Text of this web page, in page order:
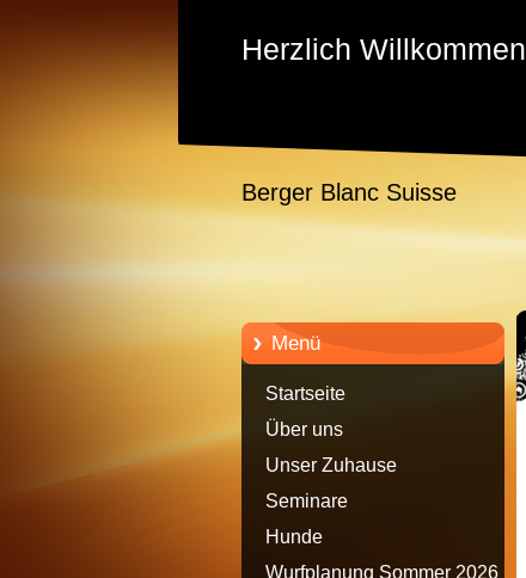
Herzlich Willkommen
Berger Blanc Suisse
Menü
Startseite
Über uns
Unser Zuhause
Seminare
Hunde
Wurfplanung Sommer 2026